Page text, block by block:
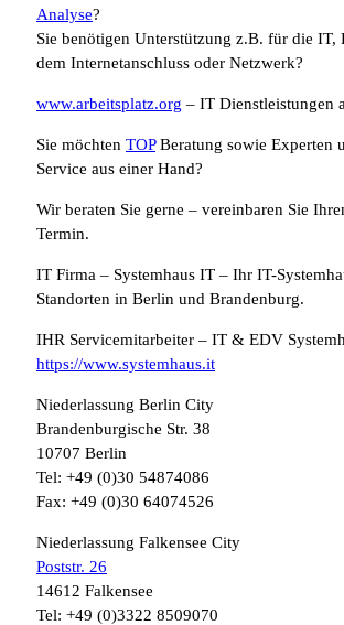
Analyse?
Sie benötigen Unterstützung z.B. für die IT,
dem Internetanschluss oder Netzwerk?
www.arbeitsplatz.org – IT Dienstleistungen
Sie möchten TOPBeratung sowie Experten
Service aus einer Hand?
Wir beraten Sie gerne – vereinbaren Sie
Termin.
IT Firma – Systemhaus IT – Ihr IT-
Standorten in Berlin und Brandenburg.
IHR Servicemitarbeiter – IT & EDV
https://www.systemhaus.it
Niederlassung Berlin City
Brandenburgische Str. 38
10707 Berlin
Tel: +49 (0)30 54874086
Fax: +49 (0)30 64074526
Niederlassung Falkensee City
Poststr. 26
14612 Falkensee
Tel: +49 (0)3322 8509070